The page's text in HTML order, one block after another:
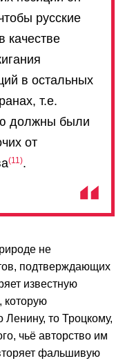
русские
качестве
в остальных
т.е.
должны были
от
11 .
не
подтверждающих
известную
, которую
то Троцкому,
чьё авторство им
фальшивую